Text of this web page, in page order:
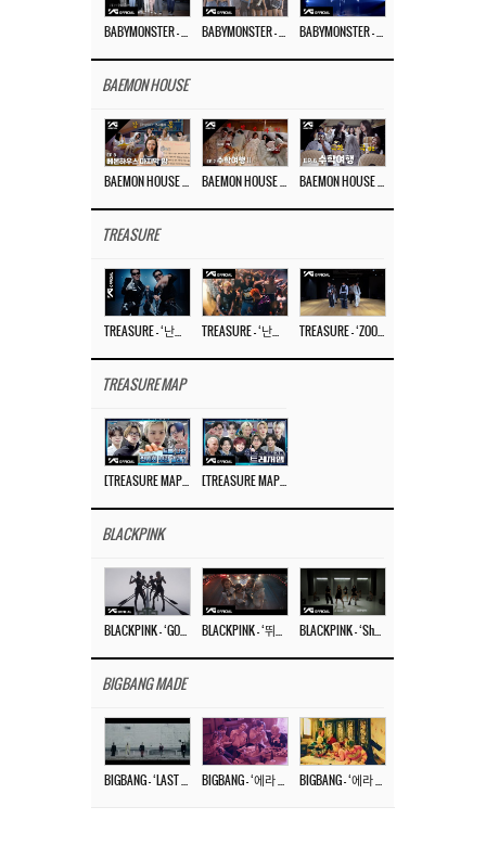
BAEMON HOUSE
TREASURE
TREASURE MAP
BLACKPINK
BIGBANG MADE